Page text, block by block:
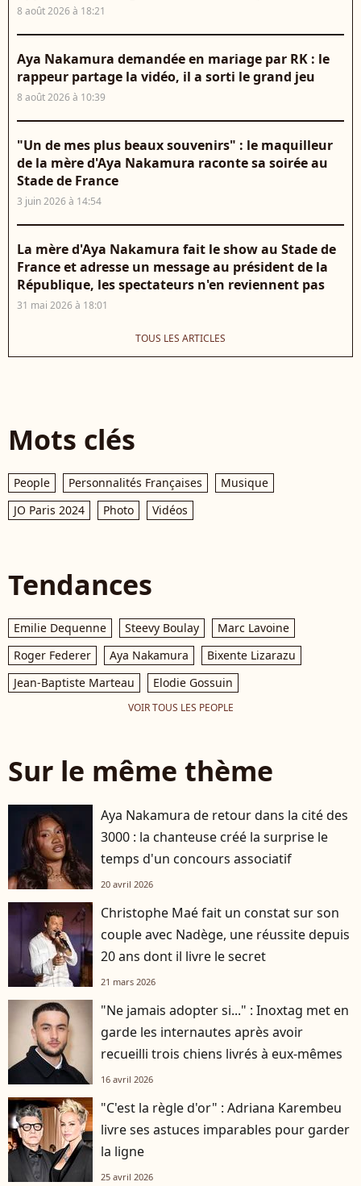
8 août 2026 à 18:21
Aya Nakamura demandée en mariage par RK : le
rappeur partage la vidéo, il a sorti le grand jeu
8 août 2026 à 10:39
"Un de mes plus beaux souvenirs" : le maquilleur
de la mère d'Aya Nakamura raconte sa soirée au
Stade de France
3 juin 2026 à 14:54
La mère d'Aya Nakamura fait le show au Stade de
France et adresse un message au président de la
République, les spectateurs n'en reviennent pas
31 mai 2026 à 18:01
TOUS LES ARTICLES
Mots clés
People Personnalités Françaises
Musique
JO Paris 2024
Photo Vidéos
Tendances
Emilie Dequenne Steevy Boulay
Marc Lavoine
Roger Federer
Aya Nakamura
Bixente Lizarazu
Jean-Baptiste Marteau
Elodie Gossuin
VOIR TOUS LES PEOPLE
Sur le même thème
Aya Nakamura de retour dans la cité des
3000 : la chanteuse créé la surprise le
temps d'un concours associatif
20 avril 2026
Christophe Maé fait un constat sur son
couple avec Nadège, une réussite depuis
20 ans dont il livre le secret
21 mars 2026
"Ne jamais adopter si..." : Inoxtag met en
garde les internautes après avoir
recueilli trois chiens livrés à eux-mêmes
16 avril 2026
"C'est la règle d'or" : Adriana Karembeu
livre ses astuces imparables pour garder
la ligne
25 avril 2026